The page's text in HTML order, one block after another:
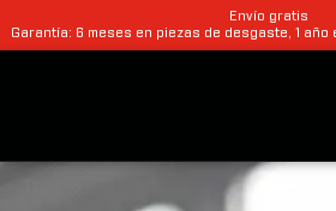
Envío gratis
Garantía: 6 meses en piezas de desgaste, 1 año